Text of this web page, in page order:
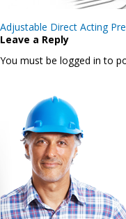
Post
navigation
Adjustable Direct Acting
Leave a Reply
You must be logged in to